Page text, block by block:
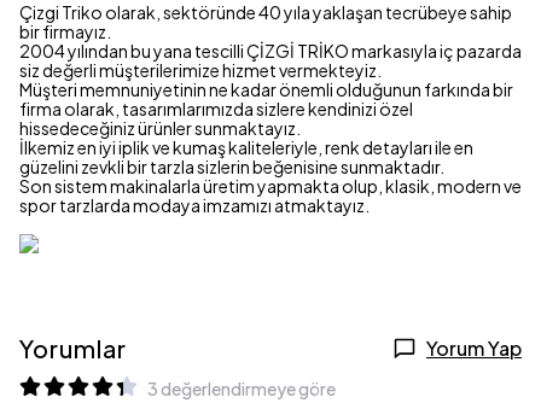
Çizgi Triko olarak, sektöründe 40 yıla yaklaşan tecrübeye sahip
bir firmayız.
2004 yılından bu yana tescilli ÇİZGİ TRİKO markasıyla iç pazarda
siz değerli müşterilerimize hizmet vermekteyiz.
Müşteri memnuniyetinin ne kadar önemli olduğunun farkında bir
firma olarak, tasarımlarımızda sizlere kendinizi özel
hissedeceğiniz ürünler sunmaktayız.
İlkemiz en iyi iplik ve kumaş kaliteleriyle, renk detayları ile en
güzelini zevkli bir tarzla sizlerin beğenisine sunmaktadır.
Son sistem makinalarla üretim yapmakta olup, klasik, modern ve
spor tarzlarda modaya imzamızı atmaktayız.
Yorumlar Yorum Yap
3 değerlendirmeye göre